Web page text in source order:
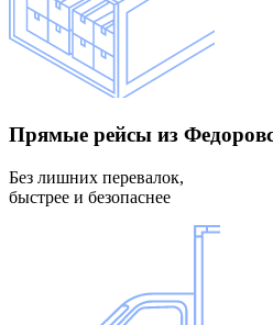
Прямые рейсы из
Без лишних перевалок,
быстрее и безопаснее